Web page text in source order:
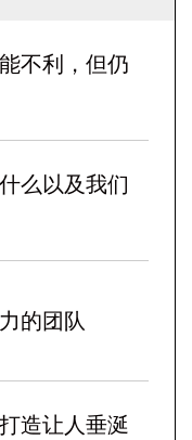
不利，但仍
么以及我们
的团队
造让人垂涎